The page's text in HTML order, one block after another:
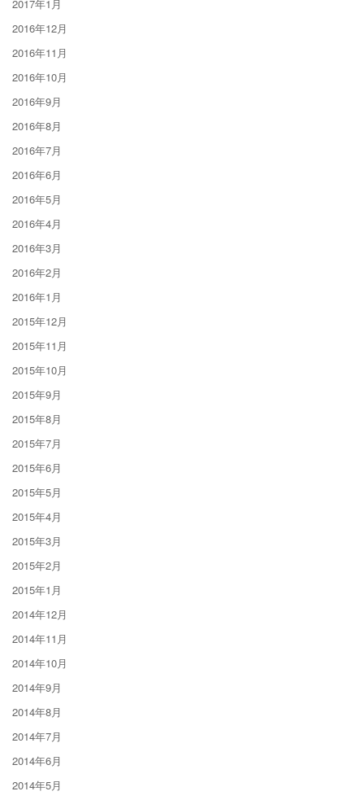
2017年1月
2016年12月
2016年11月
2016年10月
2016年9月
2016年8月
2016年7月
2016年6月
2016年5月
2016年4月
2016年3月
2016年2月
2016年1月
2015年12月
2015年11月
2015年10月
2015年9月
2015年8月
2015年7月
2015年6月
2015年5月
2015年4月
2015年3月
2015年2月
2015年1月
2014年12月
2014年11月
2014年10月
2014年9月
2014年8月
2014年7月
2014年6月
2014年5月